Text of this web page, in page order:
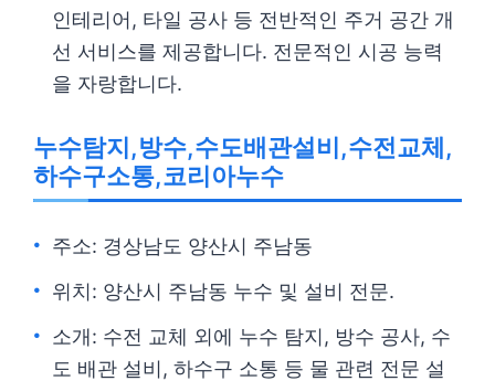
인테리어, 타일 공사 등 전반적인 주거 공간 개
선 서비스를 제공합니다. 전문적인 시공 능력
을 자랑합니다.
누수탐지,방수,수도배관설비,수전교체,
하수구소통,코리아누수
주소: 경상남도 양산시 주남동
위치: 양산시 주남동 누수 및 설비 전문.
소개: 수전 교체 외에 누수 탐지, 방수 공사, 수
도 배관 설비, 하수구 소통 등 물 관련 전문 설